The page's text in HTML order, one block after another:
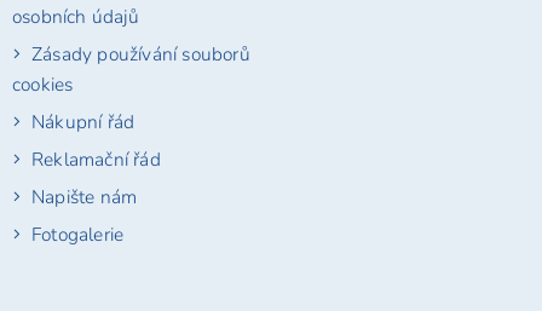
osobních údajů
Zásady používání souborů
cookies
Nákupní řád
Reklamační řád
Napište nám
Fotogalerie